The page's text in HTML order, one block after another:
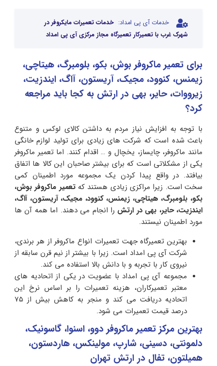
خدمات آی پی امداد: خدمات تعمیرات مایکروفر در
شهرک غرب با تعمیرکار تعمیرگاه مجاز مرکزی آی پی امداد
برای تعمیر ماکروفر بوش، بکو، بلومبرگ، هیتاچی،
زیمنس، کنوود، مجیک، آریستون، آاگ، ایندزیت،
زیرووات، حایر، بهی در ارتش به کجا باید مراجعه
کرد؟
با توجه به افزایش نیاز مردم به داشتن کالای لوکس و متنوع
باعث شده است که شرکت های زیادی برای تولید لوازم خانگی
مانند ماکروفر، چایساز، یخچال و … اقدام کنند. اما تعمیر ماکروفر
یکی از مشکلاتی است که برای بیشتر صاحبان این کالا ها اتفاق
بیافتد. در واقع پیدا کردن یک مجموعه مورد اطمینان کمی
سخت است. زیرا مراکزی زیادی هستند کهتعمیر ماکروفر بوش،
بکو، بلومبرگ، هیتاچی، زیمنس، کنوود، مجیک، آریستون، آاگ،
ایندزیت، حایر، بهی در ارتش را انجام می دهند. اما همه آن ها
مورد اطمینان نیستند.
بهترین تعمیرگاه جهت تعمیرات انواع ماکروفر از هر برندی،
شرکت آی پی امداد است. زیرا با بیشتر از نیم قرن سابقه از
نیروی کار با تجربه و با دانش بالا استفاده می کند.
مجموعه آی پی امداد با عضویت در یکی از اتحادیه های
معتبر تعمیرکاران، هزینه تعمیرات را بر اساس نرخ این
اتحادیه دریافت می کند و منجر به کاهش بیش از ۷۵
درصد قیمت تعمیرات می شود.
بهترین مرکز تعمیر ماکروفر دوو، اسنوا، گاسونیک،
دلمونتی، دسینی، شارپ، مولینکس، هاردستون،
همیلتون، تفال در ارتش تهران